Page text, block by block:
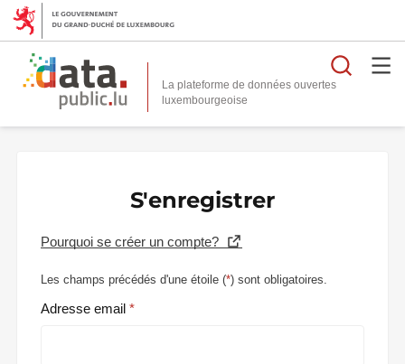
La plateforme de données ouvertes
S'enregistrer
Pourquoi se créer un compte?
Les champs précédés d'une étoile (*) sont obligatoires.
Adresse email